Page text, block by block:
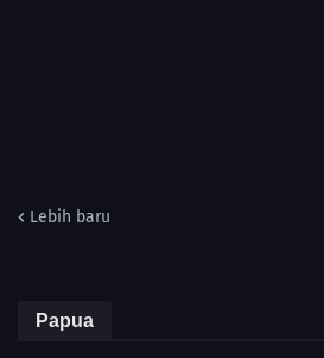
Lebih baru
Papua